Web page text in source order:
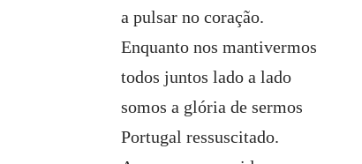
a pulsar no coração.
Enquanto nos mantivermos
todos juntos lado a lado
somos a glória de sermos
Portugal ressuscitado.